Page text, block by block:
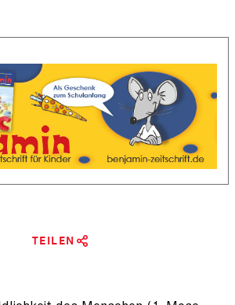
TEILEN